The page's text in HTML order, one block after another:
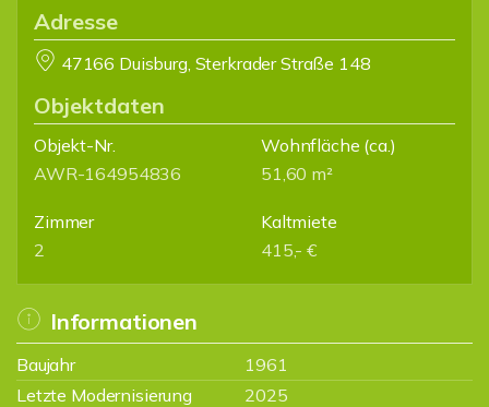
Adresse
47166 Duisburg, Sterkrader Straße 148
Objektdaten
Objekt-Nr.
AWR-164954836
Wohnfläche (ca.)
51,60 m²
Zimmer
2
Kaltmiete
415,- €
Informationen
Baujahr
1961
Letzte Modernisierung
2025